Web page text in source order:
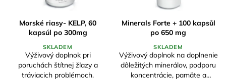
Morské riasy- KELP, 60
kapsúl po 300mg
SKLADEM
Výživový doplnok pri
poruchách štítnej žľazy a
tráviacich problémoch.
Minerals Forte + 100 kapsůl
po 650 mg
SKLADEM
Výživový doplnok na doplnenie
dôležitých minerálov, podporu
koncentrácie, pamäte a